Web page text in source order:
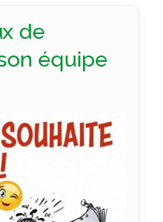
de
équipe